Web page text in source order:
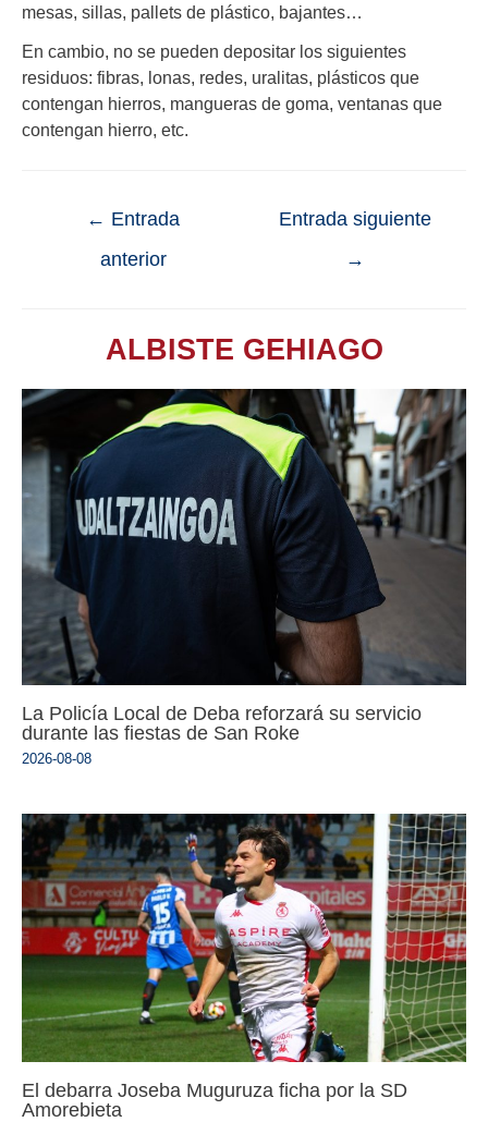
mesas, sillas, pallets de plástico, bajantes…
En cambio, no se pueden depositar los siguientes
residuos: fibras, lonas, redes, uralitas, plásticos que
contengan hierros, mangueras de goma, ventanas que
contengan hierro, etc.
← Entrada
anterior
Entrada siguiente
→
ALBISTE GEHIAGO
La Policía Local de Deba reforzará su servicio
durante las fiestas de San Roke
2026-08-08
El debarra Joseba Muguruza ficha por la SD
Amorebieta